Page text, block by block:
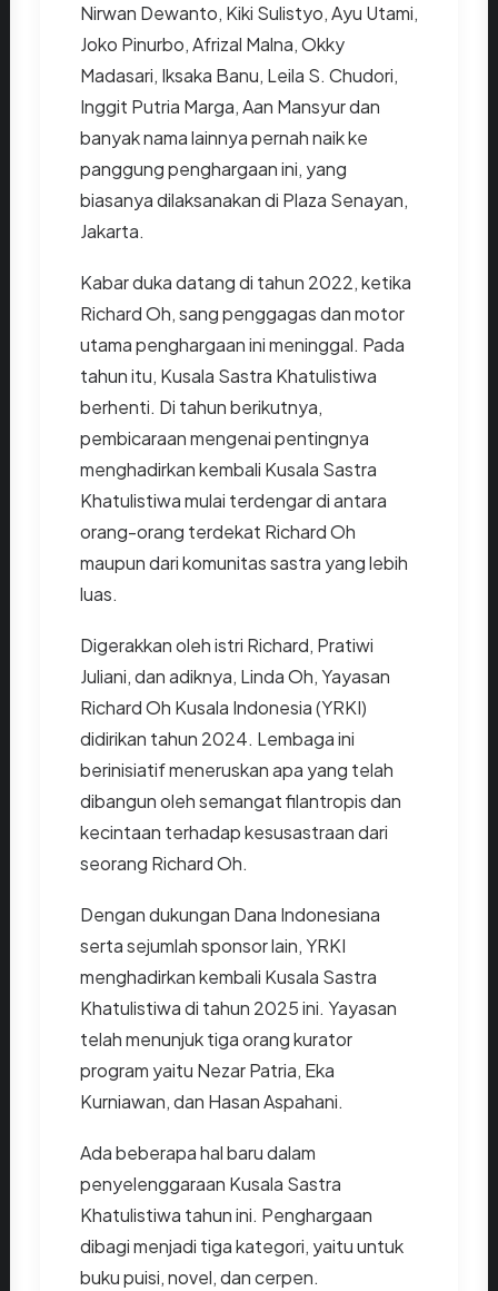
Nirwan Dewanto, Kiki Sulistyo, Ayu Utami,
Joko Pinurbo, Afrizal Malna, Okky
Madasari, Iksaka Banu, Leila S. Chudori,
Inggit Putria Marga, Aan Mansyur dan
banyak nama lainnya pernah naik ke
panggung penghargaan ini, yang
biasanya dilaksanakan di Plaza Senayan,
Jakarta.
Kabar duka datang di tahun 2022, ketika
Richard Oh, sang penggagas dan motor
utama penghargaan ini meninggal. Pada
tahun itu, Kusala Sastra Khatulistiwa
berhenti. Di tahun berikutnya,
pembicaraan mengenai pentingnya
menghadirkan kembali Kusala Sastra
Khatulistiwa mulai terdengar di antara
orang-orang terdekat Richard Oh
maupun dari komunitas sastra yang lebih
luas.
Digerakkan oleh istri Richard, Pratiwi
Juliani, dan adiknya, Linda Oh, Yayasan
Richard Oh Kusala Indonesia (YRKI)
didirikan tahun 2024. Lembaga ini
berinisiatif meneruskan apa yang telah
dibangun oleh semangat filantropis dan
kecintaan terhadap kesusastraan dari
seorang Richard Oh.
Dengan dukungan Dana Indonesiana
serta sejumlah sponsor lain, YRKI
menghadirkan kembali Kusala Sastra
Khatulistiwa di tahun 2025 ini. Yayasan
telah menunjuk tiga orang kurator
program yaitu Nezar Patria, Eka
Kurniawan, dan Hasan Aspahani.
Ada beberapa hal baru dalam
penyelenggaraan Kusala Sastra
Khatulistiwa tahun ini. Penghargaan
dibagi menjadi tiga kategori, yaitu untuk
buku puisi, novel, dan cerpen.